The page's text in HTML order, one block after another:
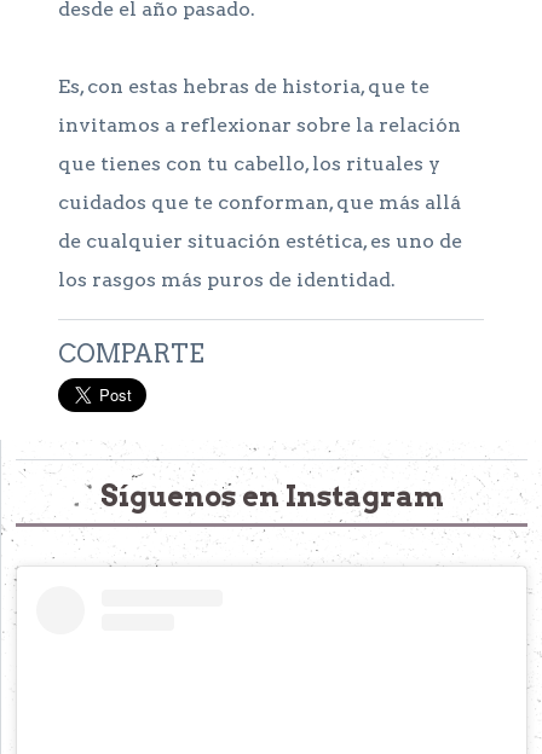
desde el año pasado.
Es, con estas hebras de historia, que te
invitamos a reflexionar sobre la relación
que tienes con tu cabello, los rituales y
cuidados que te conforman, que más allá
de cualquier situación estética, es uno de
los rasgos más puros de identidad.
COMPARTE
Síguenos en Instagram